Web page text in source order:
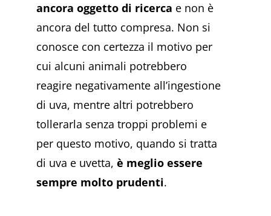
ancora oggetto di ricerca e non è
ancora del tutto compresa. Non si
conosce con certezza il motivo per
cui alcuni animali potrebbero
reagire negativamente all’ingestione
di uva, mentre altri potrebbero
tollerarla senza troppi problemi e
per questo motivo, quando si tratta
di uva e uvetta, è meglio essere
sempre molto prudenti.